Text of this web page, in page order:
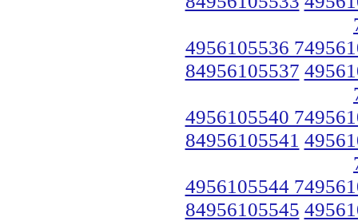
4956105536
84956105537
4956105540
84956105541
4956105544
84956105545